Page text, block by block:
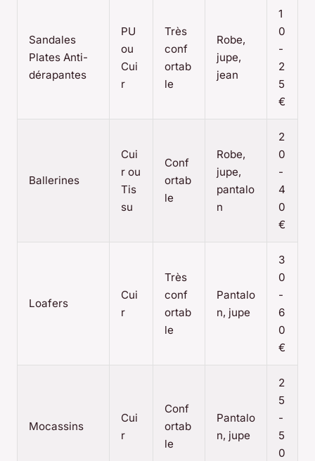
Sandales
Plates Anti-
dérapantes
PU
ou
Cui
r
Très
conf
ortab
le
Robe,
jupe,
jean
1
0
-
2
5
€
Ballerines
Cui
r ou
Tis
su
Conf
ortab
le
Robe,
jupe,
pantalo
n
2
0
-
4
0
€
Loafers
Cui
r
Très
conf
ortab
le
Pantalo
n, jupe
3
0
-
6
0
€
Mocassins
Cui
r
Conf
ortab
le
Pantalo
n, jupe
2
5
-
5
0